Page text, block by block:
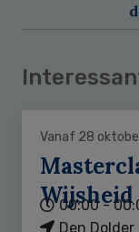
Vanaf 28
Wijsheid
00:00 -
Den Dolder